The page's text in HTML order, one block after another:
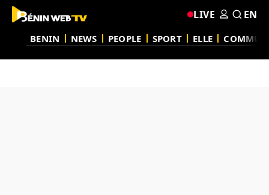
BENIN NEWS PEOPLE SPORT ELLE
LIVE EN